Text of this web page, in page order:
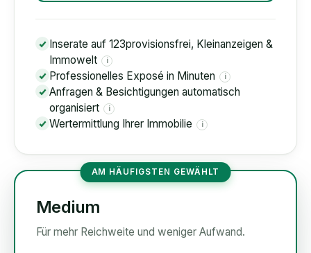
Inserate auf 123provisionsfrei, Kleinanzeigen &
Immowelt
i
Professionelles Exposé in Minuten i
Anfragen & Besichtigungen automatisch
organisiert
i
Wertermittlung Ihrer Immobilie i
AM HÄUFIGSTEN GEWÄHLT
Medium
Für mehr Reichweite und weniger Aufwand.